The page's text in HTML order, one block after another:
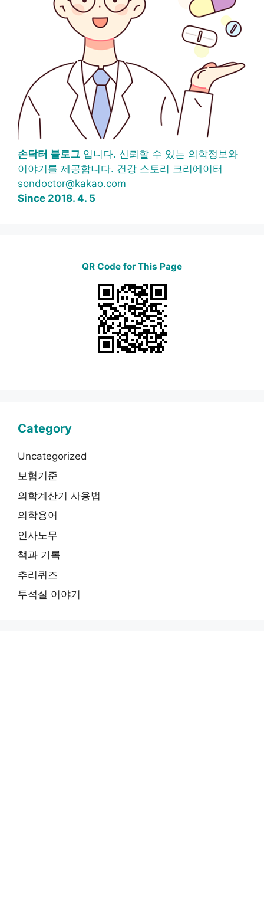
손닥터 블로그 입니다. 신뢰할 수 있는 의학정보와
이야기를 제공합니다. 건강 스토리 크리에이터
sondoctor@kakao.com
Since 2018. 4. 5
QR Code for This Page
Category
Uncategorized
보험기준
의학계산기 사용법
의학용어
인사노무
책과 기록
추리퀴즈
투석실 이야기